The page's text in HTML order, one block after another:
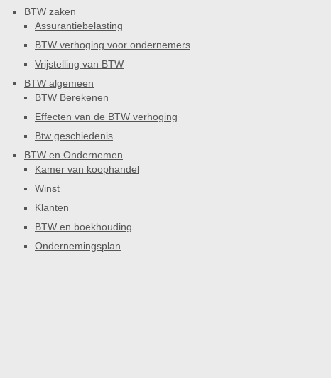
BTW zaken
Assurantiebelasting
BTW verhoging voor ondernemers
Vrijstelling van BTW
BTW algemeen
BTW Berekenen
Effecten van de BTW verhoging
Btw geschiedenis
BTW en Ondernemen
Kamer van koophandel
Winst
Klanten
BTW en boekhouding
Ondernemingsplan